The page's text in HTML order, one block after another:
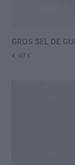
GROS SEL DE
4,40 €